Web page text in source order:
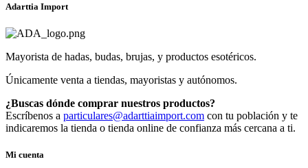
Adarttia Import
Mayorista de hadas, budas, brujas, y productos esotéricos.
Únicamente venta a tiendas, mayoristas y autónomos.
¿Buscas dónde comprar nuestros productos?
Escríbenos a particulares@adarttiaimport.com con tu población y te
indicaremos la tienda o tienda online de confianza más cercana a ti.
Mi cuenta